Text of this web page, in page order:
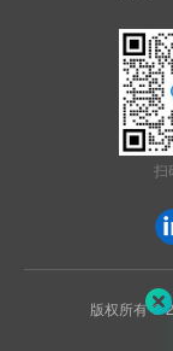
扫
版权所有 ©